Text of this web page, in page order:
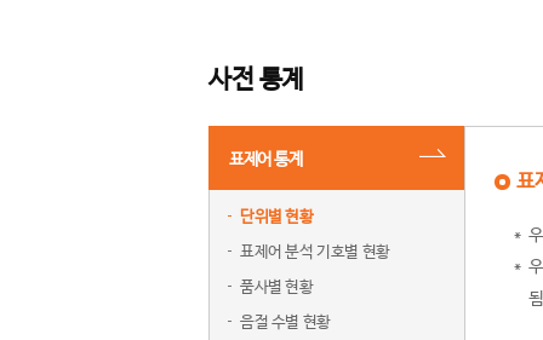
사전 통계
표제어 통계
단위별 현황
표제어 분석 기호별 현황
품사별 현황
음절 수별 현황
표